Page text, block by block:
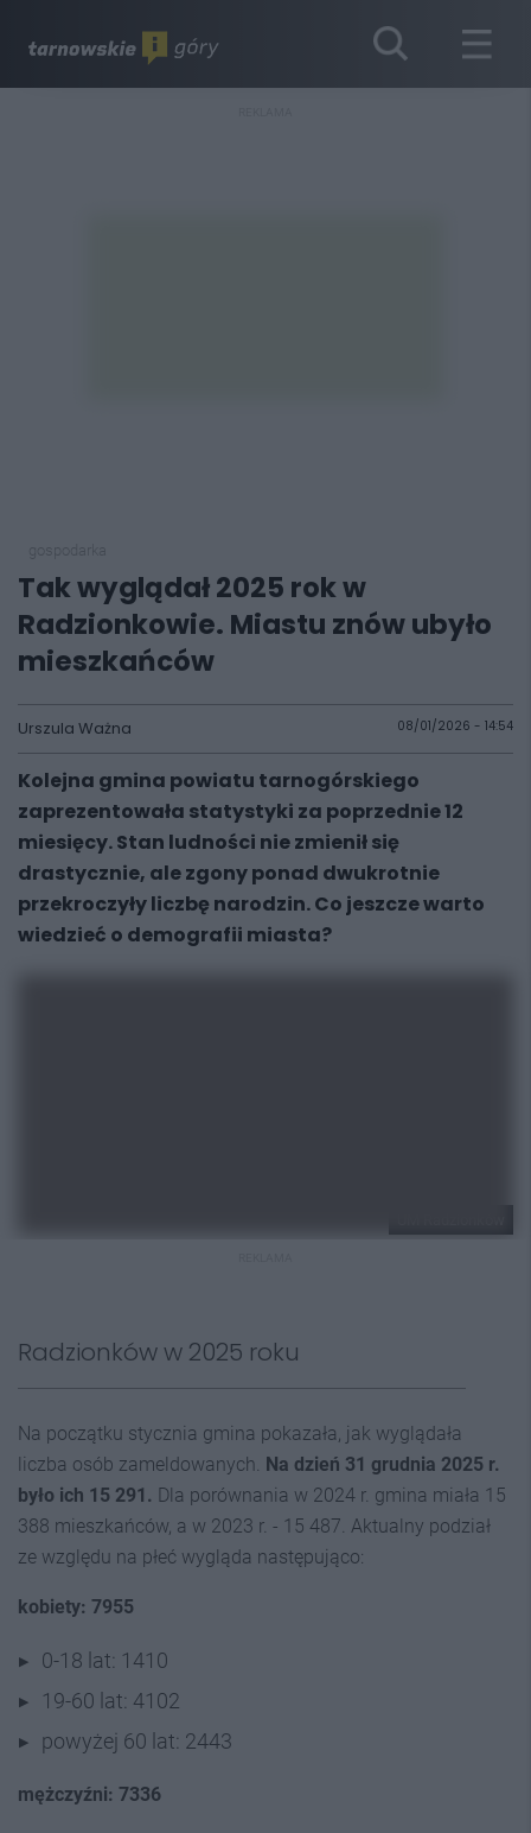
Tak wyglądał 2025 rok w
Radzionkowie. Miastu znów ubyło
mieszkańców
Urszula Ważna 08/01/2026 - 14:54
Kolejna gmina powiatu tarnogórskiego
zaprezentowała statystyki za poprzednie 12
miesięcy. Stan ludności nie zmienił się
drastycznie, ale zgony ponad dwukrotnie
przekroczyły liczbę narodzin. Co jeszcze warto
wiedzieć o demografii miasta?
Radzionków w 2025 roku
Na początku stycznia gmina pokazała, jak wyglądała
liczba osób zameldowanych. Na dzień 31 grudnia 2025 r.
było ich 15 291. Dla porównania w 2024 r. gmina miała 15
388 mieszkańców, a w 2023 r. - 15 487. Aktualny podział
ze względu na płeć wygląda następująco:
kobiety: 7955
0-18 lat: 1410
19-60 lat: 4102
powyżej 60 lat: 2443
mężczyźni: 7336